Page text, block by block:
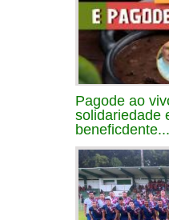
Pagode ao
solidariedade
beneficdente...